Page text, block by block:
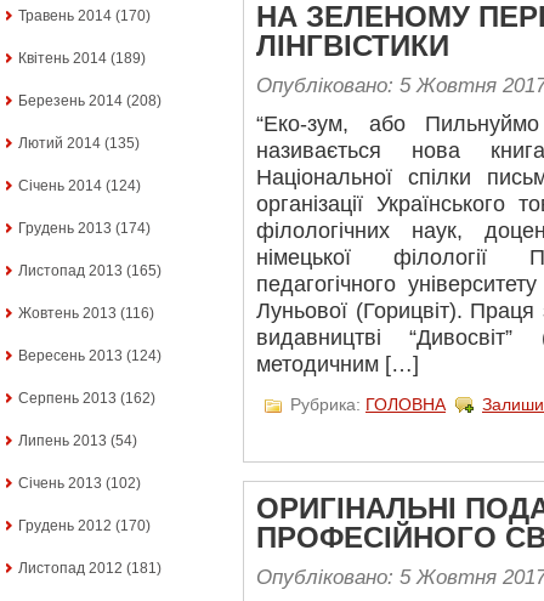
Травень 2014 (170)
Квітень 2014 (189)
Березень 2014 (208)
Лютий 2014 (135)
Січень 2014 (124)
Грудень 2013 (174)
Листопад 2013 (165)
Жовтень 2013 (116)
Вересень 2013 (124)
Серпень 2013 (162)
Липень 2013 (54)
Січень 2013 (102)
Грудень 2012 (170)
Листопад 2012 (181)
НА ЗЕЛЕНОМУ
ЛІНГВІСТИКИ
Опубліковано: 5 Жовтня
“Еко-зум, або
називається нова
Національної спілки
організації Українського
філологічних наук,
німецької філології
педагогічного
Луньової (Горицвіт).
видавництві
методичним […]
Рубрика: ГОЛОВНА
ОРИГІНАЛЬНІ
ПРОФЕСІЙНОГО
Опубліковано: 5 Жовтня